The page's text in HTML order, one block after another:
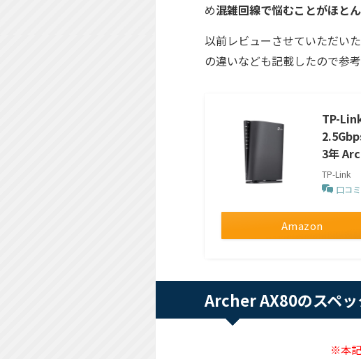
め混雑回線で悩むことがほと
以前レビューさせていただいた
の違いなども記載したので参
TP-
3年
TP-Link
口コ
Amazon
Archer AX80のスペ
※本